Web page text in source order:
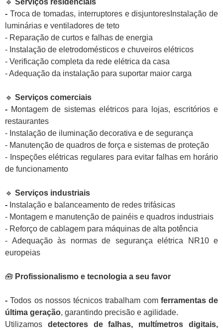
🔹 Serviços residenciais
- Troca de tomadas, interruptores e disjuntoresInstalação de
luminárias e ventiladores de teto
- Reparação de curtos e falhas de energia
- Instalação de eletrodomésticos e chuveiros elétricos
- Verificação completa da rede elétrica da casa
- Adequação da instalação para suportar maior carga
🔹 Serviços comerciais
- Montagem de sistemas elétricos para lojas, escritórios e
restaurantes
- Instalação de iluminação decorativa e de segurança
- Manutenção de quadros de força e sistemas de proteção
- Inspeções elétricas regulares para evitar falhas em horário
de funcionamento
🔹 Serviços industriais
- Instalação e balanceamento de redes trifásicas
- Montagem e manutenção de painéis e quadros industriais
- Reforço de cablagem para máquinas de alta potência
- Adequação às normas de segurança elétrica NR10 e
europeias
🧰 Profissionalismo e tecnologia a seu favor
-Todos os nossos técnicos trabalham com ferramentas de
última geração, garantindo precisão e agilidade.
Utilizamos detectores de falhas, multímetros digitais,